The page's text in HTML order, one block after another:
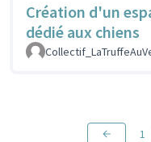
Création d'un
dédié aux chiens
1